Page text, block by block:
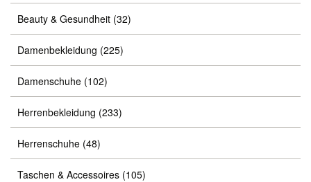
Beauty & Gesundheit (32)
Damenbekleidung (225)
Damenschuhe (102)
Herrenbekleidung (233)
Herrenschuhe (48)
Taschen & Accessoires (105)